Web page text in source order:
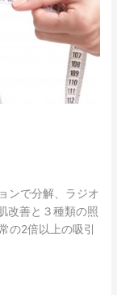
ンで分解、ラジオ
改善と３種類の照
の2倍以上の吸引